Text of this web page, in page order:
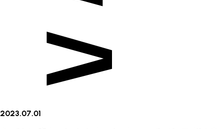
2023.07.01